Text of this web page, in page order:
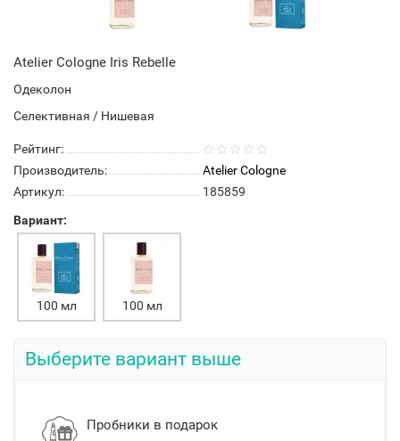
Atelier Cologne Iris Rebelle
Одеколон
Селективная / Нишевая
Рейтинг:
Производитель:
Atelier Cologne
Артикул:
185859
Вариант:
100 мл 100 мл
Выберите вариант выше
Пробники в подарок